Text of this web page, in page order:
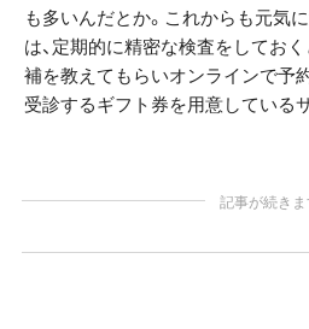
も多いんだとか。これからも元気
は、定期的に精密な検査をしてお
補を教えてもらいオンラインで予
受診するギフト券を用意している
記事が続きま